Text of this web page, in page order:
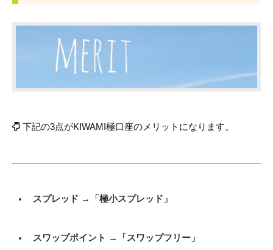
下記の3点がKIWAMI極口座のメリットになります。
スプレッド →「極小スプレッド」
スワップポイント →「スワップフリー」